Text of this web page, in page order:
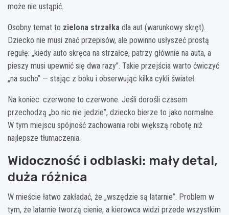
może nie ustąpić.
Osobny temat to zielona strzałka dla aut (warunkowy skręt).
Dziecko nie musi znać przepisów, ale powinno usłyszeć prostą
regułę: „kiedy auto skręca na strzałce, patrzy głównie na auta, a
pieszy musi upewnić się dwa razy”. Takie przejścia warto ćwiczyć
„na sucho” — stając z boku i obserwując kilka cykli świateł.
Na koniec: czerwone to czerwone. Jeśli dorośli czasem
przechodzą „bo nic nie jedzie”, dziecko bierze to jako normalne.
W tym miejscu spójność zachowania robi większą robotę niż
najlepsze tłumaczenia.
Widoczność i odblaski: mały detal,
duża różnica
W mieście łatwo zakładać, że „wszędzie są latarnie”. Problem w
tym, że latarnie tworzą cienie, a kierowca widzi przede wszystkim